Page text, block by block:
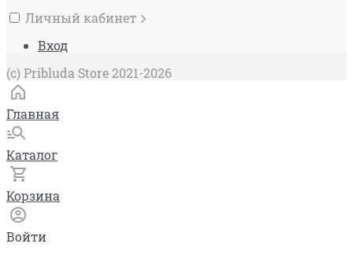
Личный кабинет
Вход
(c) Pribluda Store 2021-2026
Главная
Каталог
Корзина
Войти